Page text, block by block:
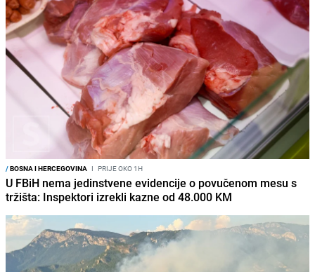
/BOSNA I HERCEGOVINA I PRIJE OKO 1H
U FBiH nema jedinstvene evidencije o povučenom mesu s
tržišta: Inspektori izrekli kazne od 48.000 KM